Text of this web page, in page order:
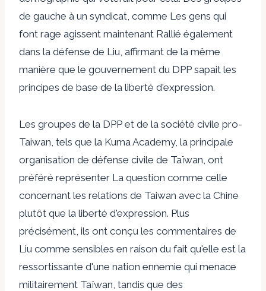
de gauche à un syndicat, comme Les gens qui
font rage agissent maintenant Rallié également
dans la défense de Liu, affirmant de la même
manière que le gouvernement du DPP sapait les
principes de base de la liberté d'expression.
Les groupes de la DPP et de la société civile pro-
Taiwan, tels que la Kuma Academy, la principale
organisation de défense civile de Taïwan, ont
préféré représenter La question comme celle
concernant les relations de Taiwan avec la Chine
plutôt que la liberté d'expression. Plus
précisément, ils ont conçu les commentaires de
Liu comme sensibles en raison du fait qu'elle est la
ressortissante d'une nation ennemie qui menace
militairement Taïwan, tandis que des